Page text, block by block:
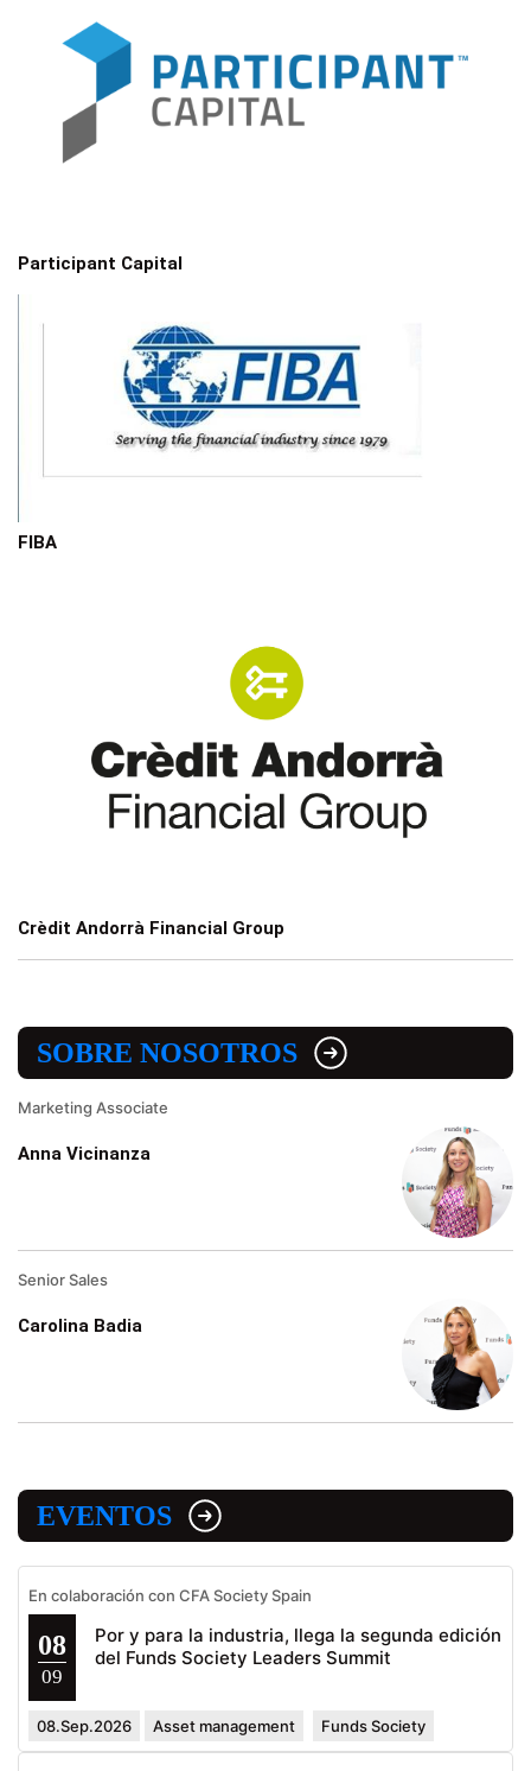
Participant Capital
FIBA
Crèdit Andorrà Financial Group
SOBRE NOSOTROS
Marketing Associate
Anna Vicinanza
Senior Sales
Carolina Badia
EVENTOS
En colaboración con CFA Society Spain
08
09
Por y para la industria, llega la segunda edición
del Funds Society Leaders Summit
08.Sep.2026 Asset management Funds Society